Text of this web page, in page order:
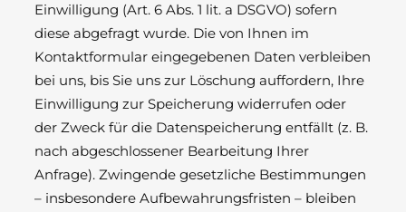
Einwilligung (Art. 6 Abs. 1 lit. a DSGVO) sofern
diese abgefragt wurde. Die von Ihnen im
Kontaktformular eingegebenen Daten verbleiben
bei uns, bis Sie uns zur Löschung auffordern, Ihre
Einwilligung zur Speicherung widerrufen oder
der Zweck für die Datenspeicherung entfällt (z. B.
nach abgeschlossener Bearbeitung Ihrer
Anfrage). Zwingende gesetzliche Bestimmungen
– insbesondere Aufbewahrungsfristen – bleiben